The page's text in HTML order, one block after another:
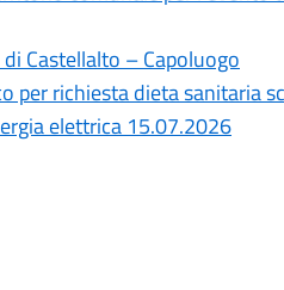
Castellalto – Capoluogo
per richiesta dieta sanitaria
elettrica 15.07.2026